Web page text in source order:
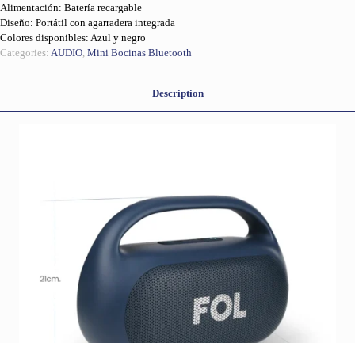
Alimentación: Batería recargable
Diseño: Portátil con agarradera integrada
Colores disponibles: Azul y negro
Categories: AUDIO, Mini Bocinas Bluetooth
Description